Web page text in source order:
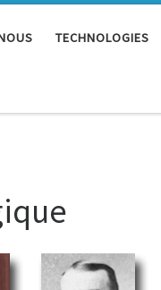
TECHNOLOGIES